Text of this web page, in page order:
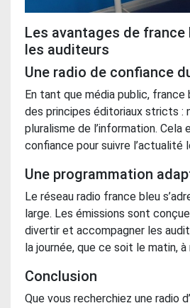
Les avantages de france
les auditeurs
Une radio de confiance
En tant que média public,
des principes éditoriaux stricts :
pluralisme de l’information. Cela
confiance pour suivre l’actualité
Une programmation
Le réseau radio france bleu
large. Les émissions sont
divertir et accompagner les
la journée, que ce soit le matin, à
Conclusion
Que vous recherchiez une radio